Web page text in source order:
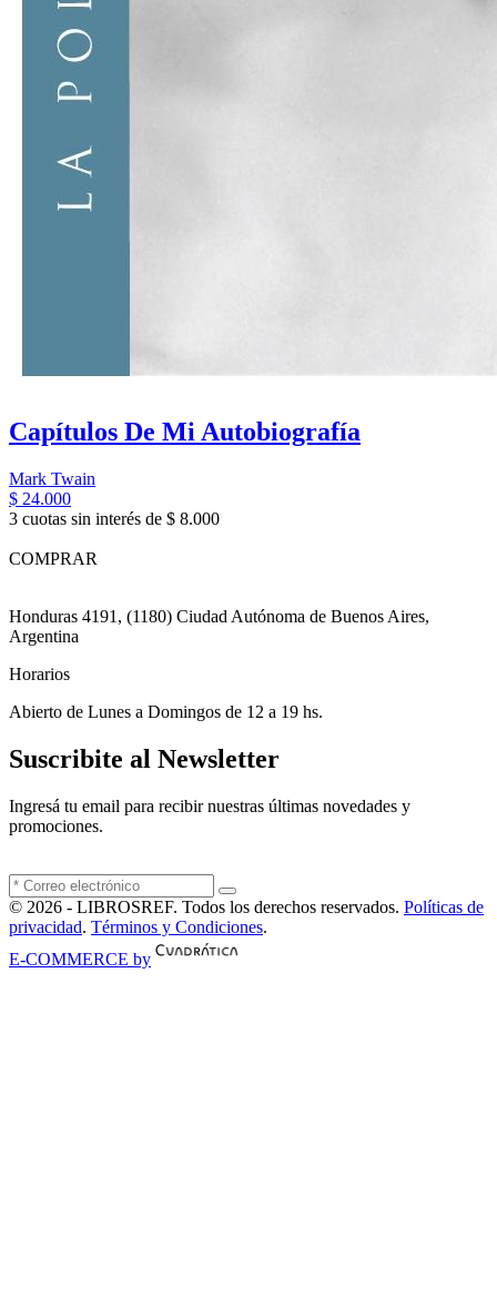
Capítulos De Mi Autobiografía
Mark Twain
$ 24.000
3 cuotas sin interés de $ 8.000
COMPRAR
Honduras 4191, (1180) Ciudad Autónoma de Buenos Aires,
Argentina
Horarios
Abierto de Lunes a Domingos de 12 a 19 hs.
Suscribite al Newsletter
Ingresá tu email para recibir nuestras últimas novedades y
promociones.
© 2026 - LIBROSREF. Todos los derechos reservados. Políticas de
privacidad. Términos y Condiciones.
E-COMMERCE by